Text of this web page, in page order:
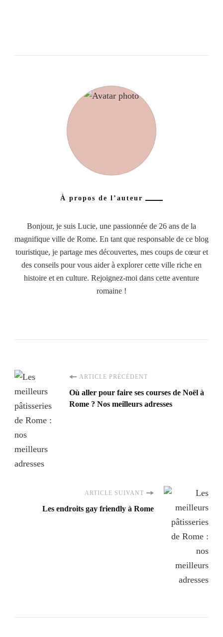
À propos de l’auteur
Bonjour, je suis Lucie, une passionnée de 26 ans de la
magnifique ville de Rome. En tant que responsable de ce blog
touristique, je partage mes découvertes, mes coups de cœur et
des conseils pour vous aider à explorer cette ville riche en
histoire et en culture. Rejoignez-moi dans cette aventure
romaine !
Navigation
d'article
ARTICLE PRÉCÉDENT
Où aller pour faire ses courses de Noël à
Rome ? Nos meilleurs adresses
ARTICLE SUIVANT
Les endroits gay friendly à Rome